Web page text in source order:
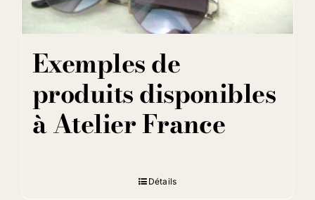
Exemples de
produits disponibles
à Atelier France
Détails